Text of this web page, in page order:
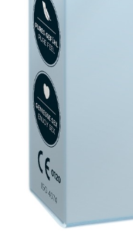
POS-
materiaal
Speeltjes